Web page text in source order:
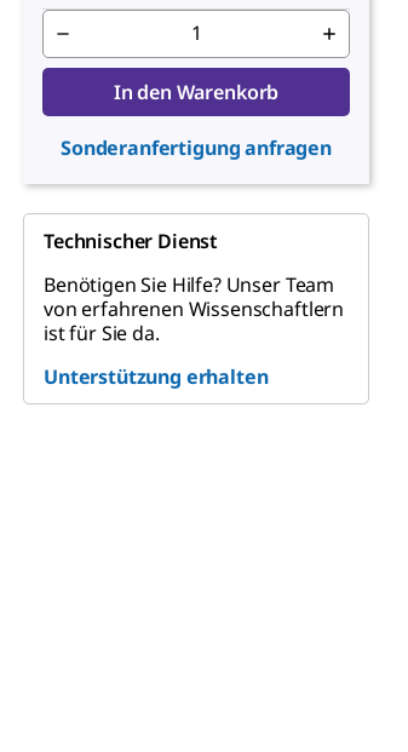
In den Warenkorb
Sonderanfertigung anfragen
Technischer Dienst
Benötigen Sie Hilfe? Unser Team
von erfahrenen Wissenschaftlern
ist für Sie da.
Unterstützung erhalten